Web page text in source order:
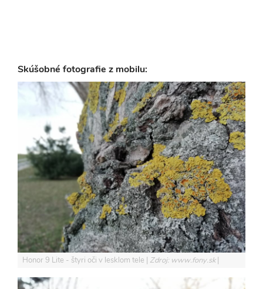
Skúšobné fotografie z mobilu:
Honor 9 Lite - štyri oči v lesklom tele Zdroj: www.fony.sk